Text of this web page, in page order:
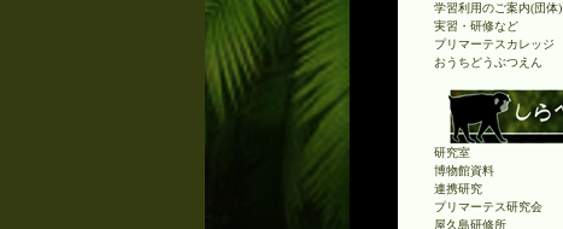
学習利用のご案内(団体)
実習・研修など
プリマーテスカレッジ
おうちどうぶつえん
研究室
博物館資料
連携研究
プリマーテス研究会
屋久島研修所